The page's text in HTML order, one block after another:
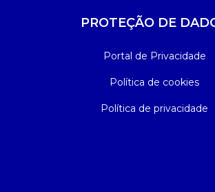
PROTEÇÃO DE
Portal de Privacidade
Política de cookies
Política de privacidade